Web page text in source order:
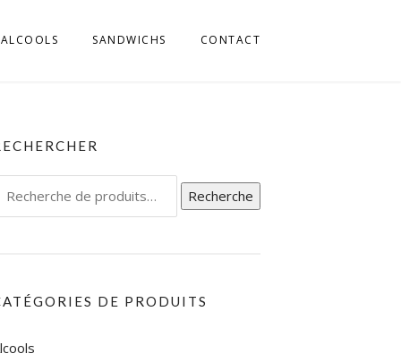
FRIULI
TRENTINO
CALABRIA
ALCOOLS SANDWICHS CONTACT
Recherche
DE PRODUITS